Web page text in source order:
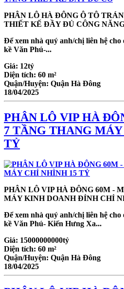
PHÂN LÔ HÀ ĐÔNG Ô TÔ
THIẾT KẾ ĐẦY ĐỦ CÔNG
Để xem nhà quý anh/chị liên hệ cho
kề Văn Phú-...
Giá: 12tỷ
Diện tích: 60 m²
Quận/Huyện: Quận Hà Đông
18/04/2025
PHÂN LÔ VIP HÀ
7 TẦNG THANG
TỶ
PHÂN LÔ VIP HÀ ĐÔNG 60M -
MÁY KINH DOANH ĐỈNH CHỈ
Để xem nhà quý anh/chị liên hệ cho
kề Văn Phú- Kiến Hưng Xa...
Giá: 15000000000tỷ
Diện tích: 60 m²
Quận/Huyện: Quận Hà Đông
18/04/2025